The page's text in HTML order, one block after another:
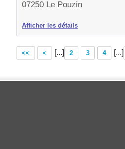
07250 Le Pouzin
Afficher les détails
<< < [...] 2 3 4 [...]